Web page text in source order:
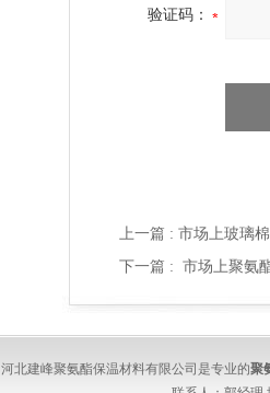
验证码：
上一篇 : 市场上玻璃
下一篇 : 市场上聚氨
河北建峰聚氨酯保温材料有限公司是专业的聚